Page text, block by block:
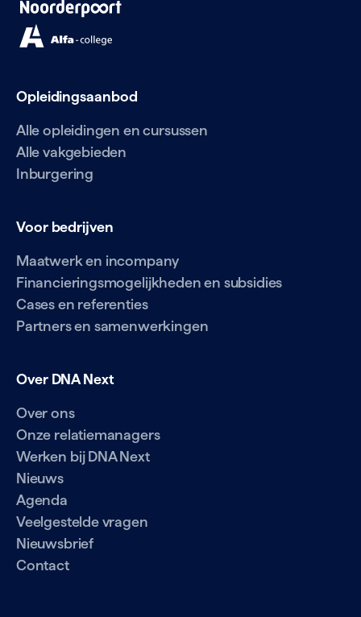
Opleidingsaanbod
Alle opleidingen en cursussen
Alle vakgebieden
Inburgering
Voor bedrijven
Maatwerk en incompany
Financieringsmogelijkheden en subsidies
Cases en referenties
Partners en samenwerkingen
Over DNA Next
Over ons
Onze relatiemanagers
Werken bij DNA Next
Nieuws
Agenda
Veelgestelde vragen
Nieuwsbrief
Contact